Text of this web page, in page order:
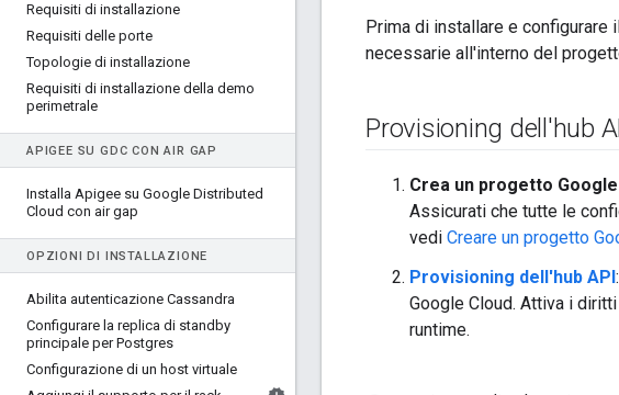
Requisiti di installazione
Requisiti delle porte
Topologie di installazione
Requisiti di installazione della demo
perimetrale
APIGEE SU GDC CON AIR GAP
Installa Apigee su Google Distributed
Cloud con air gap
OPZIONI DI INSTALLAZIONE
Abilita autenticazione Cassandra
Configurare la replica di standby
principale per Postgres
Configurazione di un host virtuale
Prima di installare e
necessarie all'interno del
Provisioning dell'hub
Crea un progetto
Assicurati che tutte le
vedi Creare un progetto
Provisioning dell'hub API
Google Cloud. Attiva i
runtime.